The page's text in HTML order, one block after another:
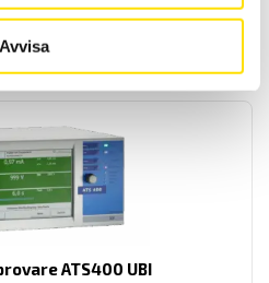
Avvisa
KR
KR
ATS400 UBI